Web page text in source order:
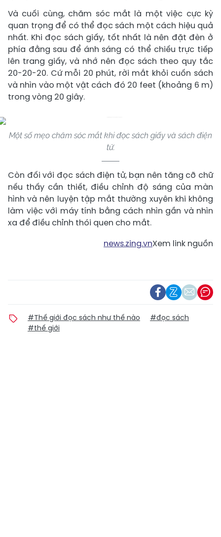
Và cuối cùng, chăm sóc mắt là một việc cực kỳ
quan trọng để có thể đọc sách một cách hiệu quả
nhất. Khi đọc sách giấy, tốt nhất là nên đặt đèn ở
phía đằng sau để ánh sáng có thể chiếu trực tiếp
lên trang giấy, và nhớ nên đọc sách theo quy tắc
20-20-20. Cứ mỗi 20 phút, rời mắt khỏi cuốn sách
và nhìn vào một vật cách đó 20 feet (khoảng 6 m)
trong vòng 20 giây.
Một số mẹo chăm sóc mắt khi đọc sách giấy và sách điện
tử.
Còn đối với đọc sách điện tử, bạn nên tăng cỡ chữ
nếu thấy cần thiết, điều chỉnh độ sáng của màn
hình và nên luyện tập mắt thường xuyên khi không
làm việc với máy tính bằng cách nhìn gần và nhìn
xa để điều chỉnh thói quen cho mắt.
news.zing.vnXem link nguồn
#Thế giới đọc sách như thế nào
#đọc sách
#thế giới